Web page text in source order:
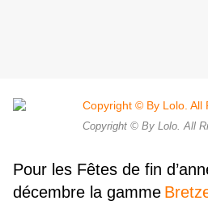
Copyright © By Lolo. All
Pour les Fêtes de fin
décembre la gamme